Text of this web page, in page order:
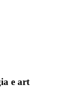
e art